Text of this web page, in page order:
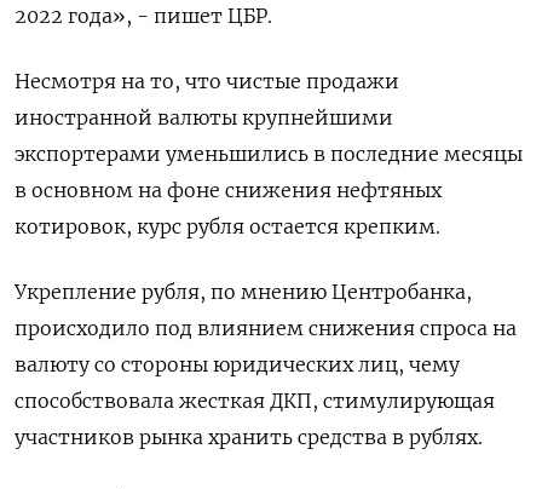
2022 года», - пишет ЦБР.
Несмотря на то, что чистые продажи
иностранной валюты крупнейшими
экспортерами уменьшились в последние месяцы
в основном на фоне снижения нефтяных
котировок, курс рубля остается крепким.
Укрепление рубля, по мнению Центробанка,
происходило под влиянием снижения спроса на
валюту со стороны юридических лиц, чему
способствовала жесткая ДКП, стимулирующая
участников рынка хранить средства в рублях.